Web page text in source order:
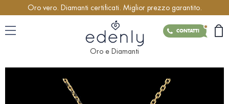
Oro vero. Diamanti certificati. Miglior prezzo garantito.
CONTATTI
Oro e Diamanti